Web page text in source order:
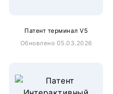
Патент терминал V5
Обновлено 05.03.2026